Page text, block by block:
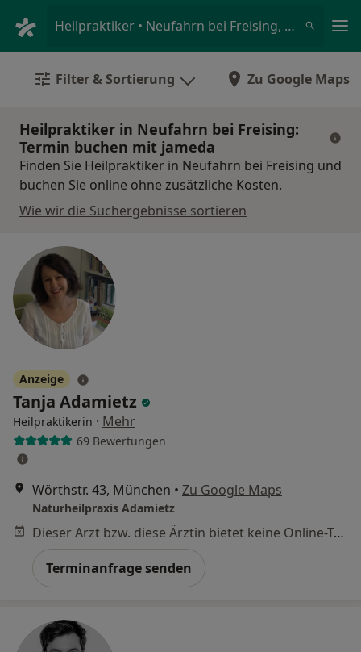
Heilpraktiker • Neufahrn bei Freising, Bayern
Filter & Sortierung Zu Google Maps
Heilpraktiker in Neufahrn bei Freising:
Termin buchen mit jameda
Finden Sie Heilpraktiker in Neufahrn bei Freising und
buchen Sie online ohne zusätzliche Kosten.
Wie wir die Suchergebnisse sortieren
Anzeige
Tanja Adamietz
Heilpraktikerin · Mehr
69 Bewertungen
Wörthstr. 43, München • Zu Google Maps
Naturheilpraxis Adamietz
Dieser Arzt bzw. diese Ärztin bietet keine Online-Terminbuchung an diesem Standort an.
Terminanfrage senden